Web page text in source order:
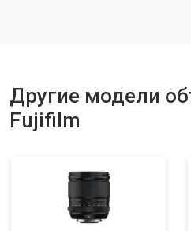
Другие модели
Fujifilm